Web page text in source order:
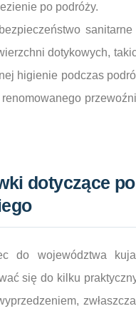
po podróży.
dotykowych,
higienie podczas
dotyczące
do województwa
się do kilku